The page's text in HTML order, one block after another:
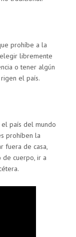
prohíbe a la
libremente
o tener algún
el país.
el país del mundo
prohíben la
fuera de casa,
de cuerpo, ir a